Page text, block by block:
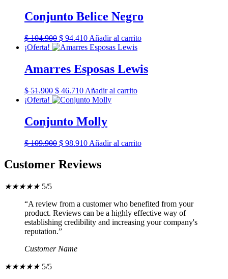
era:
$ 49.000.
es:
$ 44.100.
Conjunto Belice Negro
$104.900 El
precio
$ 104.900.
$ 94.410El
precio
$ 94.410.
Añadir al carrito
¡Oferta!
Amarres Esposas Lewis
$51.900 El
precio
era:
$ 51.900.
$ 46.710El
precio
es:
$ 46.710.
Añadir al carrito
¡Oferta!
Conjunto Molly
$109.900 El
original
era:
$ 98.910El
actual
es:
Añadir al carrito
Customer Reviews
★★★★★ 5/5
“A review from a customer who benefited from your
product. Reviews can be a highly effective way of
establishing credibility and increasing your company's
reputation.”
Customer Name
★★★★★ 5/5